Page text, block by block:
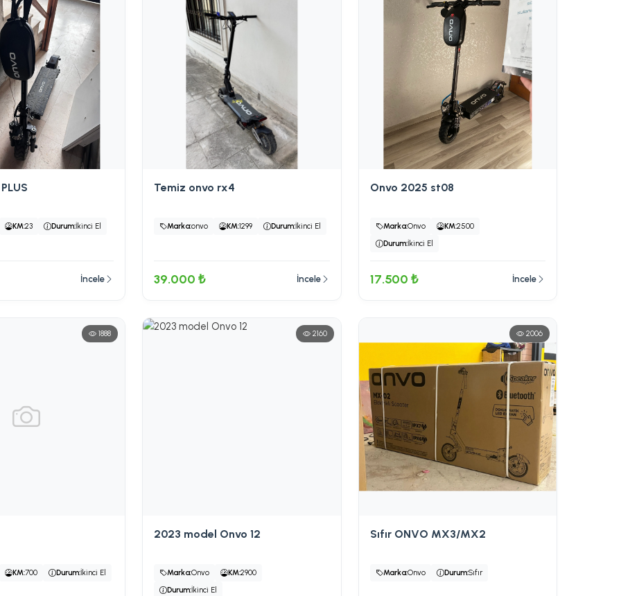
KM:23 Durum:İkinci El
İncele
Temiz onvo rx4
Marka:onvo KM:1299 Durum:İkinci El
39.000 ₺ İncele
Onvo 2025 st08
Marka:Onvo KM:2500
Durum:İkinci El
17.500 ₺ İncele
1888
KM:700 Durum:İkinci El
2160
2023 model Onvo 12
Marka:Onvo KM:2900
Durum:İkinci El
2006
Sıfır ONVO MX3/MX2
Marka:Onvo Durum:Sıfır